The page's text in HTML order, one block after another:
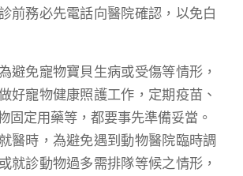
前務必先電話向醫院確認，以免白
避免寵物寶貝生病或受傷等情形，
好寵物健康照護工作，定期疫苗、
固定用藥等，都要事先準備妥當。
醫時，為避免遇到動物醫院臨時調
就診動物過多需排隊等候之情形，